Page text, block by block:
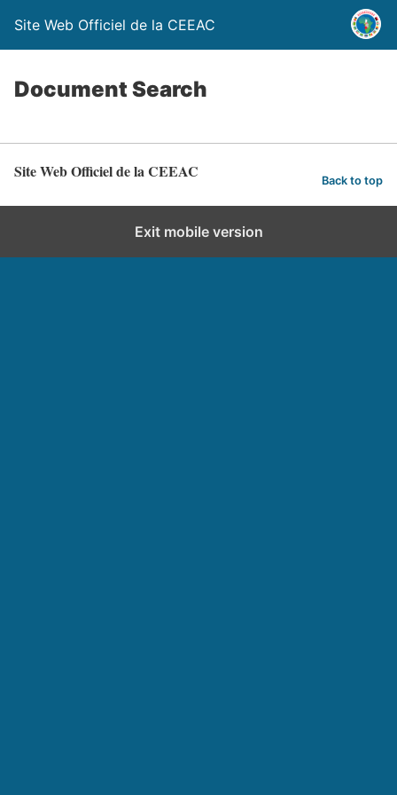
Site Web Officiel de la CEEAC
Document Search
Site Web Officiel de la CEEAC Back to top
Exit mobile version